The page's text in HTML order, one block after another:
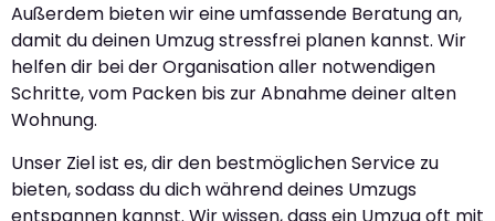
Außerdem bieten wir eine umfassende Beratung an,
damit du deinen Umzug stressfrei planen kannst. Wir
helfen dir bei der Organisation aller notwendigen
Schritte, vom Packen bis zur Abnahme deiner alten
Wohnung.
Unser Ziel ist es, dir den bestmöglichen Service zu
bieten, sodass du dich während deines Umzugs
entspannen kannst. Wir wissen, dass ein Umzug oft mit